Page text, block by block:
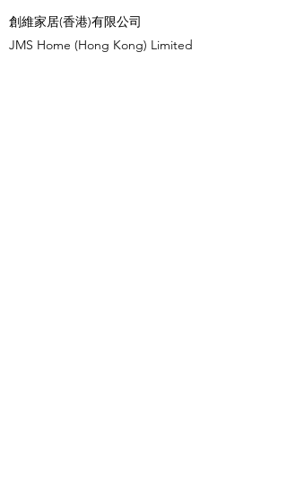
創維家居(香港)有限公司
JMS Home (Hong Kong) Limited